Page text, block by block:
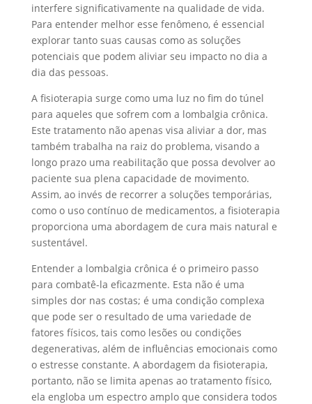
interfere significativamente na qualidade de vida.
Para entender melhor esse fenômeno, é essencial
explorar tanto suas causas como as soluções
potenciais que podem aliviar seu impacto no dia a
dia das pessoas.
A fisioterapia surge como uma luz no fim do túnel
para aqueles que sofrem com a lombalgia crônica.
Este tratamento não apenas visa aliviar a dor, mas
também trabalha na raiz do problema, visando a
longo prazo uma reabilitação que possa devolver ao
paciente sua plena capacidade de movimento.
Assim, ao invés de recorrer a soluções temporárias,
como o uso contínuo de medicamentos, a fisioterapia
proporciona uma abordagem de cura mais natural e
sustentável.
Entender a lombalgia crônica é o primeiro passo
para combatê-la eficazmente. Esta não é uma
simples dor nas costas; é uma condição complexa
que pode ser o resultado de uma variedade de
fatores físicos, tais como lesões ou condições
degenerativas, além de influências emocionais como
o estresse constante. A abordagem da fisioterapia,
portanto, não se limita apenas ao tratamento físico,
ela engloba um espectro amplo que considera todos